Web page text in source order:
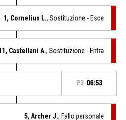
1, Cornelius L., Sostituzione - Esce
Castellani A., Sostituzione - Entra
P3 06:53
5, Archer J., Fallo personale